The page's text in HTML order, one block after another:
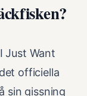
Just Want
officiella
sin gissning